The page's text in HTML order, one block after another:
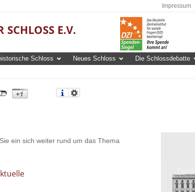
Impressum
SCHLOSS E.V.
Schloss Neues Schloss Die Schlossdebatte
ein sich weiter rund um das Thema